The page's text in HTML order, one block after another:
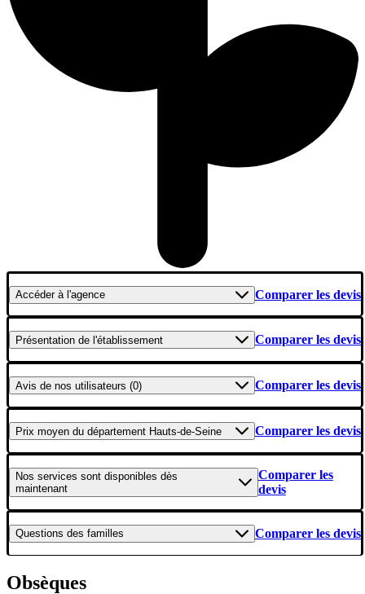
Accéderà l'agence Comparer les devis
Présentation de l'établissement Comparer les devis
Avis de nos utilisateurs (0) Comparer les devis
Prix moyen du département Hauts-de-Seine Comparer les devis
Nos services sont disponibles dès
maintenant
Comparer les
devis
Questions des familles Comparer les devis
Obsèques